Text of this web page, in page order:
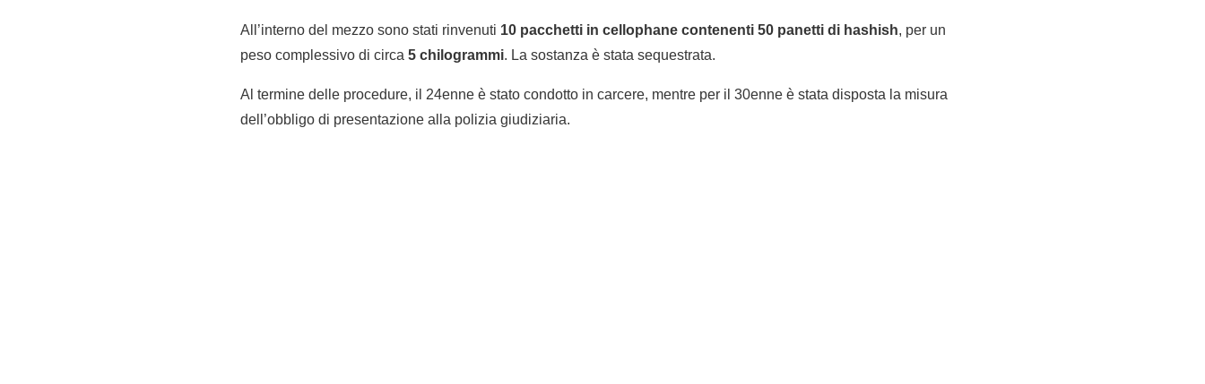
All’interno del mezzo sono stati rinvenuti 10 pacchetti in cellophane contenenti 50 panetti di hashish, per un
peso complessivo di circa 5 chilogrammi. La sostanza è stata sequestrata.
Al termine delle procedure, il 24enne è stato condotto in carcere, mentre per il 30enne è stata disposta la misura
dell’obbligo di presentazione alla polizia giudiziaria.